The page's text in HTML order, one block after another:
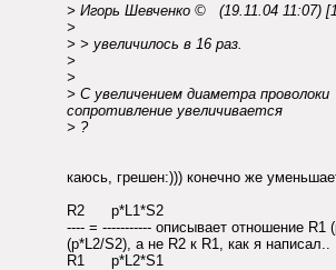
> Игорь Шевченко © (19.11.04 11:07)
>
> > увеличилось в 16 раз.
>
>
> С увеличением диаметра проволоки
сопротивление увеличивается
> ?
каюсь, грешен:))) конечно же
R2 p*L1*S2
---- = ----------- описывает отношение R1
(p*L2/S2), а не R2 к R1, как я написал..
R1 p*L2*S1